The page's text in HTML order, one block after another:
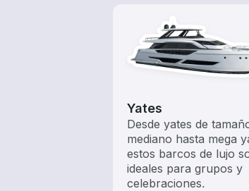
Yates
Desde yates de
mediano hasta mega
estos barcos de lujo
ideales para grupos y
celebraciones.